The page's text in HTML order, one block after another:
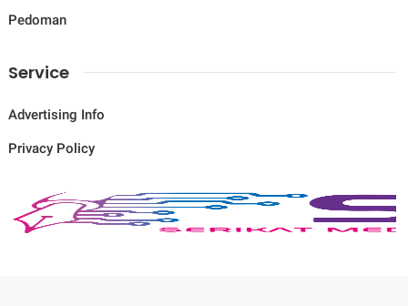
Pedoman
Service
Advertising Info
Privacy Policy